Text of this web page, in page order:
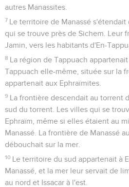
autres Manassites.
7 Le territoire de Manassé s'étendait
qui se trouve près de Sichem. Leur
Jamin, vers les habitants d'En-
8 La région de Tappuach appartenait
Tappuach elle-même, située sur la
appartenait aux Ephraïmites.
9 La frontière descendait au torrent
sud du torrent. Les villes qui se
Ephraïm, même si elles étaient au
Manassé. La frontière de Manassé
débouchait sur la mer.
10 Le territoire du sud appartenait à
Manassé, et la mer leur servait de
au nord et Issacar à l'est.